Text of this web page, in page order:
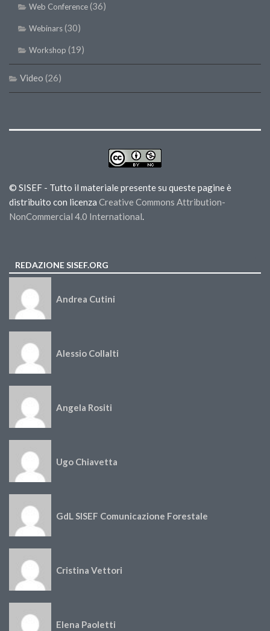
Web Conference(36)
Webinars(30)
Workshop (19)
Video (26)
© SISEF - Tutto il materiale presente su queste pagine è
distribuito con licenza Creative Commons Attribution-
NonCommercial 4.0 International.
REDAZIONE SISEF.ORG
Andrea Cutini
Alessio Collalti
Angela Rositi
Ugo Chiavetta
GdL SISEF Comunicazione Forestale
Cristina Vettori
Elena Paoletti